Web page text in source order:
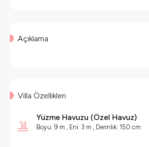
Açıklama
Villa Özellikleri
Yüzme Havuzu (Özel Havuz)
Boyu: 9 m , Eni: 3 m , Derinlik: 150 cm